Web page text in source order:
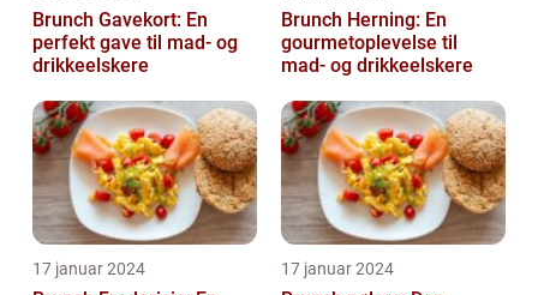
Brunch Gavekort: En
perfekt gave til mad- og
drikkeelskere
Brunch Herning: En
gourmetoplevelse til
mad- og drikkeelskere
17 januar 2024 17 januar 2024